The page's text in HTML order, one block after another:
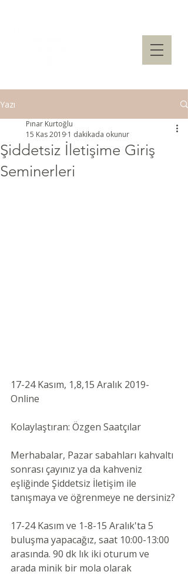
Yazı
Şiddetsiz İletişime Giriş
Seminerleri
Pınar Kurtoğlu
15 Kas 2019 1 dakikada okunur
17-24 Kasım, 1,8,15 Aralık 2019-
Online
Kolaylaştıran: Özgen Saatçılar
Merhabalar, Pazar sabahları kahvaltı
sonrası çayınız ya da kahveniz
eşliğinde Şiddetsiz İletişim ile
tanışmaya ve öğrenmeye ne dersiniz?
17-24 Kasım ve 1-8-15 Aralık'ta 5
buluşma yapacağız, saat 10:00-13:00
arasında. 90 dk lık iki oturum ve
arada minik bir mola olarak